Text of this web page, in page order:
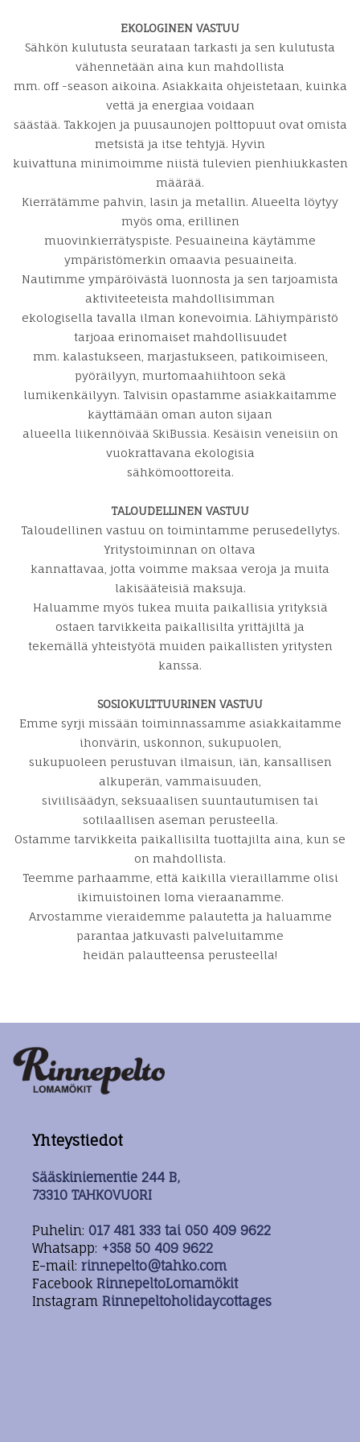
EKOLOGINEN VASTUU
Sähkön kulutusta seurataan tarkasti ja sen kulutusta
vähennetään aina kun mahdollista
mm. off -season aikoina. Asiakkaita ohjeistetaan, kuinka
vettä ja energiaa voidaan
säästää. Takkojen ja puusaunojen polttopuut ovat omista
metsistä ja itse tehtyjä. Hyvin
kuivattuna minimoimme niistä tulevien pienhiukkasten
määrää.
Kierrätämme pahvin, lasin ja metallin. Alueelta löytyy
myös oma, erillinen
muovinkierrätyspiste. Pesuaineina käytämme
ympäristömerkin omaavia pesuaineita.
Nautimme ympäröivästä luonnosta ja sen tarjoamista
aktiviteeteista mahdollisimman
ekologisella tavalla ilman konevoimia. Lähiympäristö
tarjoaa erinomaiset mahdollisuudet
mm. kalastukseen, marjastukseen, patikoimiseen,
pyöräilyyn, murtomaahiihtoon sekä
lumikenkäilyyn. Talvisin opastamme asiakkaitamme
käyttämään oman auton sijaan
alueella liikennöivää SkiBussia. Kesäisin veneisiin on
vuokrattavana ekologisia
sähkömoottoreita.
TALOUDELLINEN VASTUU
Taloudellinen vastuu on toimintamme perusedellytys.
Yritystoiminnan on oltava
kannattavaa, jotta voimme maksaa veroja ja muita
lakisääteisiä maksuja.
Haluamme myös tukea muita paikallisia yrityksiä
ostaen tarvikkeita paikallisilta yrittäjiltä ja
tekemällä yhteistyötä muiden paikallisten yritysten
kanssa.
SOSIOKULTTUURINEN VASTUU
Emme syrji missään toiminnassamme asiakkaitamme
ihonvärin, uskonnon, sukupuolen,
sukupuoleen perustuvan ilmaisun, iän, kansallisen
alkuperän, vammaisuuden,
siviilisäädyn, seksuaalisen suuntautumisen tai
sotilaallisen aseman perusteella.
Ostamme tarvikkeita paikallisilta tuottajilta aina, kun se
on mahdollista.
Teemme parhaamme, että kaikilla vieraillamme olisi
ikimuistoinen loma vieraanamme.
Arvostamme vieraidemme palautetta ja haluamme
parantaa jatkuvasti palveluitamme
heidän palautteensa perusteella!
Yhteystiedot
Sääskiniementie 244 B,
73310 TAHKOVUORI
Puhelin: 017 481 333 tai 050 409 9622
Whatsapp: +358 50 409 9622
E-mail: rinnepelto@tahko.com
Facebook RinnepeltoLomamökit
Instagram Rinnepeltoholidaycottages